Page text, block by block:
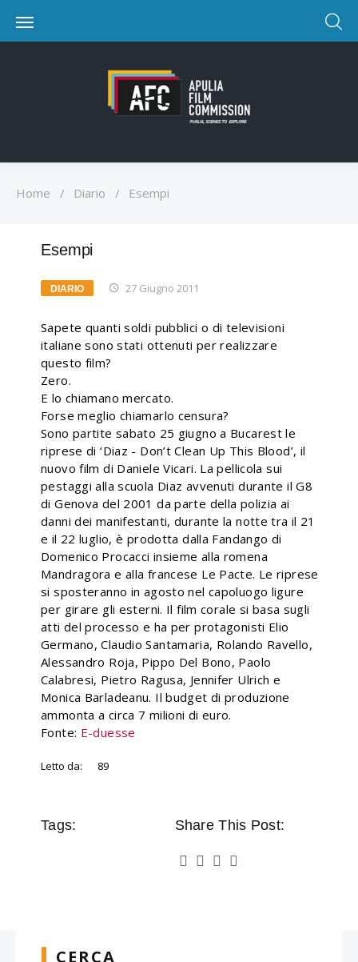
Home / Diario / Esempi
Esempi
DIARIO 27 Giugno 2011
Sapete quanti soldi pubblici o di televisioni
italiane sono stati ottenuti per realizzare
questo film?
Zero.
E lo chiamano mercato.
Forse meglio chiamarlo censura?
Sono partite sabato 25 giugno a Bucarest le
riprese di ‘Diaz - Don’t Clean Up This Blood’, il
nuovo film di Daniele Vicari. La pellicola sui
pestaggi alla scuola Diaz avvenuti durante il G8
di Genova del 2001 da parte della polizia ai
danni dei manifestanti, durante la notte tra il 21
e il 22 luglio, è prodotta dalla Fandango di
Domenico Procacci insieme alla romena
Mandragora e alla francese Le Pacte. Le riprese
si sposteranno in agosto nel capoluogo ligure
per girare gli esterni. Il film corale si basa sugli
atti del processo e ha per protagonisti Elio
Germano, Claudio Santamaria, Rolando Ravello,
Alessandro Roja, Pippo Del Bono, Paolo
Calabresi, Pietro Ragusa, Jennifer Ulrich e
Monica Barladeanu. Il budget di produzione
ammonta a circa 7 milioni di euro.
Fonte: E-duesse
Letto da: 89
Tags: Share This Post:
CERCA